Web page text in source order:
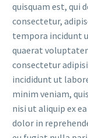
quisquam est, qui
consectetur,
tempora incidunt
quaerat
consectetur
incididunt ut
minim veniam,
nisi ut aliquip ex
dolor in